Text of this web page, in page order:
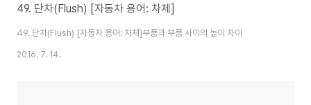
49. 단차(Flush) [자동차 용어: 차체]
49. 단차(Flush) [자동차 용어: 차체]부품과 부품 사이의 높이 차이
2016. 7. 14.